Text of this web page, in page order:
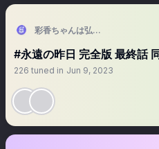
彩香ちゃんは弘子先輩に恋し
#永遠の昨日 完全版 最終話
226 tuned in Jun 9, 2023